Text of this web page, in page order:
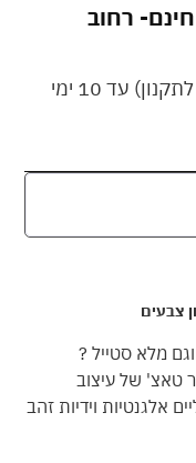
רחוב
משלוח חינם - עם שליח (בהתאם לתקנון) עד 10 ימי
צבעים
מלא סטייל ?
טאצ' של עיצוב
אלגנטיות וידיות זהב